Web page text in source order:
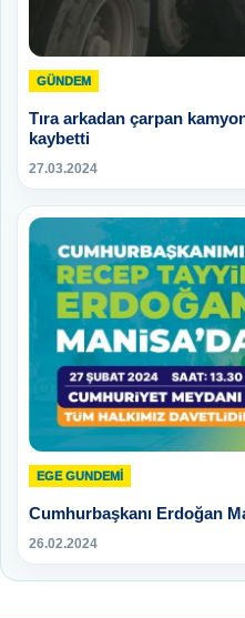
GÜNDEM
Tıra arkadan çarpan
kaybetti
27.03.2024
EGE GUNDEMİ
Cumhurbaşkanı Erdoğan
26.02.2024